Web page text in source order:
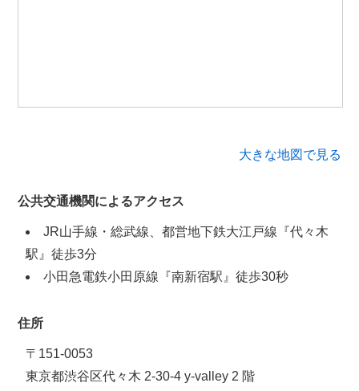
大きな地図で見る
公共交通機関によるアクセス
JR山手線・総武線、都営地下鉄大江戸線『代々木
駅』徒歩3分
小田急電鉄小田原線『南新宿駅』徒歩30秒
住所
〒151-0053
東京都渋谷区代々木 2-30-4 y-valley 2 階